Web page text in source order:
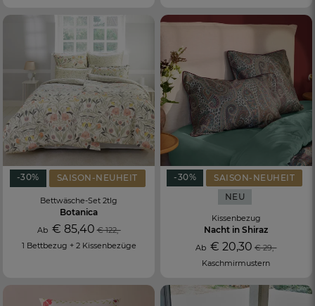
-30% SAISON-NEUHEIT
Bettwäsche-Set 2tlg
Botanica
Ab € 85,40 € 122,-
1 Bettbezug + 2 Kissenbezüge
-30%
SAISON-NEUHEIT
NEU
Kissenbezug
Nacht in Shiraz
Ab€ 20,30 € 29,-
Kaschmirmustern